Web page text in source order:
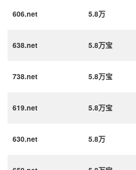
606.net 5.8万
638.net 5.8万宝
738.net 5.8万宝
619.net 5.8万宝
630.net 5.8万